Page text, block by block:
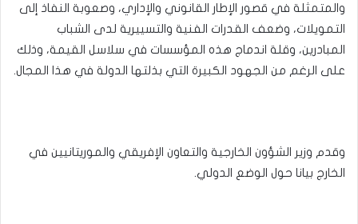
والمتمثلة في قصور الإطار القانوني والإداري، وصعوبة النفاذ إلى
التمويلات، وضعف القدرات الفنية والتسييرية لدى الشباب
المبادرين، وقلة اندماج هذه المؤسسات في سلاسل القيمة، وذلك
على الرغم من الجهود الكبيرة التي بذلتها الدولة في هذا المجال.
وقدم وزير الشؤون الخارجية والتعاون الإفريقي والموريتانيين في
الخارج بيانا حول الوضع الدولي.